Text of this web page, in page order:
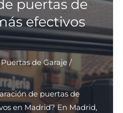
puertas de
efectivos
Puertas de Garaje/
de puertas de
en Madrid? En Madrid,